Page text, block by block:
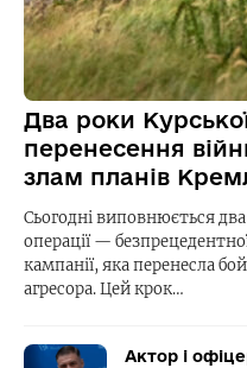
Два роки
перенесення
злам планів
Сьогодні виповнюється
операції —
кампанії, яка перенесла
агресора. Цей крок…
Актор і